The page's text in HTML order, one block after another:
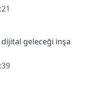
geleceği inşa